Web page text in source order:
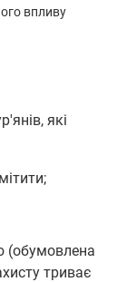
впливу
які
(обумовлена
триває